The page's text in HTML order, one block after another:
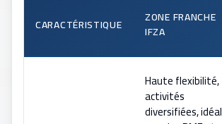
CARACTÉRISTIQUE
ZONE FRANCHE
IFZA
Haute flexibilité,
activités
diversifiées, idéal